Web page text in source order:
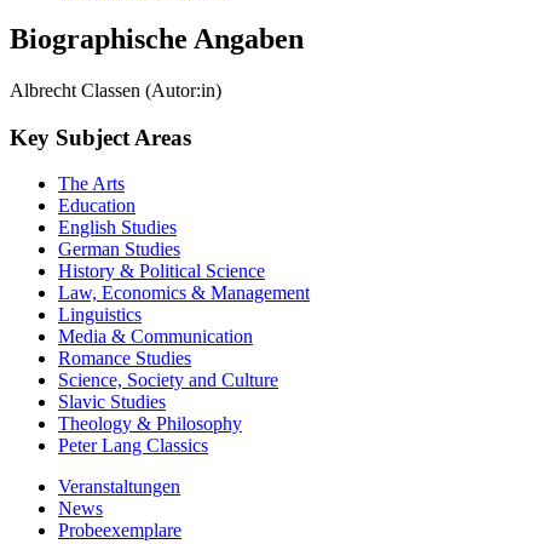
Biographische Angaben
Albrecht Classen (Autor:in)
Key Subject Areas
The Arts
Education
English Studies
German Studies
History & Political Science
Law, Economics & Management
Linguistics
Media & Communication
Romance Studies
Science, Society and Culture
Slavic Studies
Theology & Philosophy
Peter Lang Classics
Veranstaltungen
News
Probeexemplare